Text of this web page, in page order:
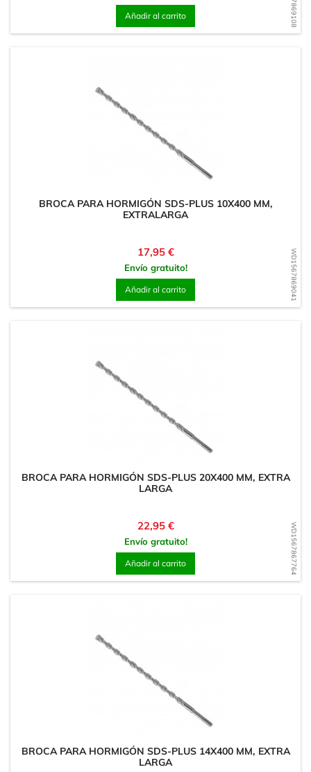
Añadir al carrito
WD1567869041
BROCA PARA HORMIGÓN SDS-PLUS 10X400 MM,
EXTRALARGA
Precio
17,95 €
Envío gratuito!
Añadir al carrito
WD1567867764
BROCA PARA HORMIGÓN SDS-PLUS 20X400 MM, EXTRA
LARGA
Precio
22,95 €
Envío gratuito!
Añadir al carrito
BROCA PARA HORMIGÓN SDS-PLUS 14X400 MM, EXTRA
LARGA